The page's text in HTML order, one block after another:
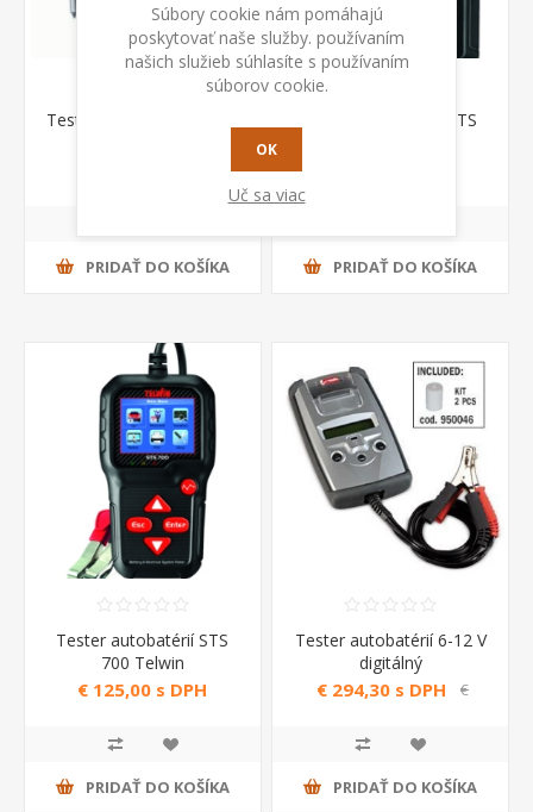
Tester autobatérií 6-12 V
PRIDAŤ DO KOŠÍKA
Tester autobatérií STS
PRIDAŤ DO KOŠÍKA
Tester autobatérií STS
700 Telwin
€ 125,00 s DPH
PRIDAŤ DO KOŠÍKA
Tester autobatérií 6-12 V
digitálný
€ 294,30 s DPH
€
PRIDAŤ DO KOŠÍKA
Súbory cookie nám pomáhajú
poskytovať naše služby. používaním
našich služieb súhlasíte s používaním
súborov cookie.
OK
Uč sa viac